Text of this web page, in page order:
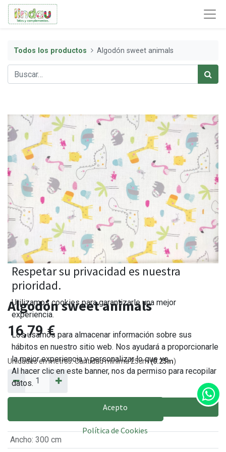
Todos los productos Algodón sweet animals
Algodón sweet animals
16,79€
Unidades en metros. Cantidad mínima 25cm(0.25m)
AÑADIR AL CARRITO
Ancho: 300 cm
Respetar su privacidad es nuestra
prioridad.
Utilizamos cookies para garantizarle una mejor
experiencia.
Los usamos para almacenar información sobre sus
hábitos en nuestro sitio web. Nos ayudará a proporcionarle
la mejor experiencia y personalizar lo que ve.
Al hacer clic en este banner, nos da permiso para recopilar
datos.
Acepto
Política de Cookies